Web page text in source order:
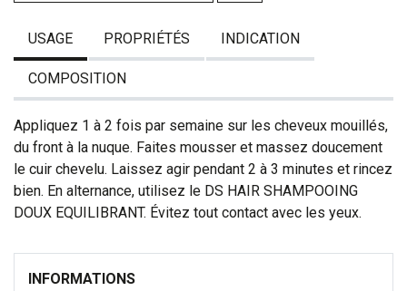
USAGE PROPRIÉTÉS INDICATION
COMPOSITION
Appliquez 1 à 2 fois par semaine sur les cheveux mouillés,
du front à la nuque. Faites mousser et massez doucement
le cuir chevelu. Laissez agir pendant 2 à 3 minutes et rincez
bien. En alternance, utilisez le DS HAIR SHAMPOOING
DOUX EQUILIBRANT. Évitez tout contact avec les yeux.
INFORMATIONS